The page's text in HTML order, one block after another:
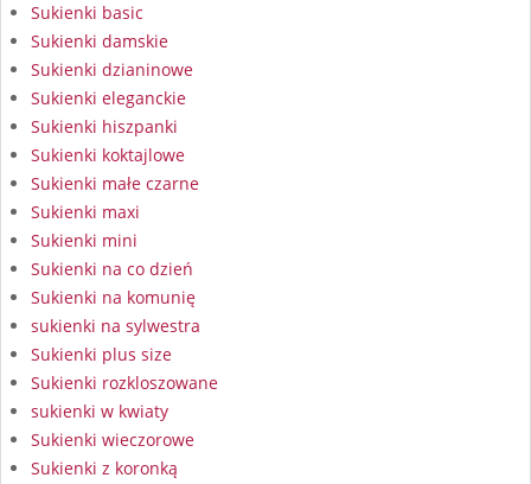
Sukienki basic
Sukienki damskie
Sukienki dzianinowe
Sukienki eleganckie
Sukienki hiszpanki
Sukienki koktajlowe
Sukienki małe czarne
Sukienki maxi
Sukienki mini
Sukienki na co dzień
Sukienki na komunię
sukienki na sylwestra
Sukienki plus size
Sukienki rozkloszowane
sukienki w kwiaty
Sukienki wieczorowe
Sukienki z koronką